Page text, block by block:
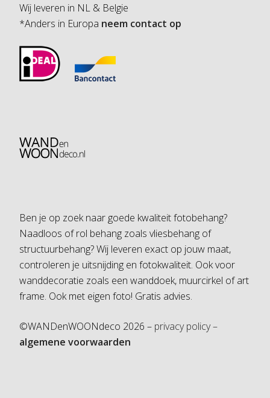
Wij leveren in NL & Belgie
*Anders in Europa neem contact op
Ben je op zoek naar goede kwaliteit fotobehang?
Naadloos of rol behang zoals vliesbehang of
structuurbehang? Wij leveren exact op jouw maat,
controleren je uitsnijding en fotokwaliteit. Ook voor
wanddecoratie zoals een wanddoek, muurcirkel of art
frame. Ook met eigen foto! Gratis advies.
©WANDenWOONdeco 2026 – privacy policy –
algemene voorwaarden